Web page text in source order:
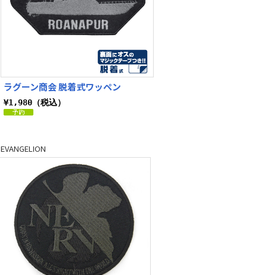
ラグーン商会 脱着式ワッペン
¥1,980（税込）
EVANGELION